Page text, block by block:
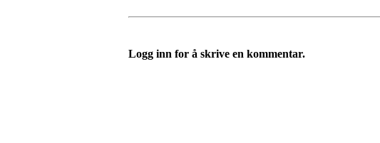
Logg inn for å skrive en kommentar.